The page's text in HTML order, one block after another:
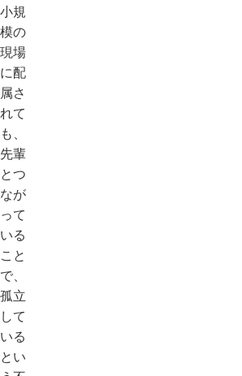
小規
模の
現場
に配
属さ
れて
も、
先輩
とつ
なが
って
いる
こと
で、
孤立
して
いる
とい